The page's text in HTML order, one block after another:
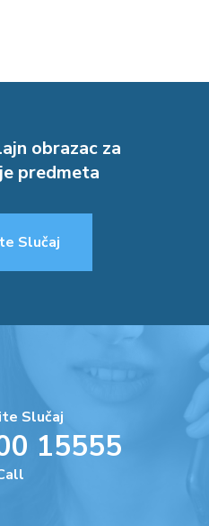
obrazac za
predmeta
Slučaj
Slučaj
15555